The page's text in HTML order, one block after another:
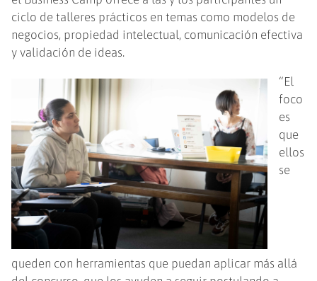
ciclo de talleres prácticos en temas como modelos de
negocios, propiedad intelectual, comunicación efectiva
y validación de ideas.
“El
foco
es
que
ellos
se
queden con herramientas que puedan aplicar más allá